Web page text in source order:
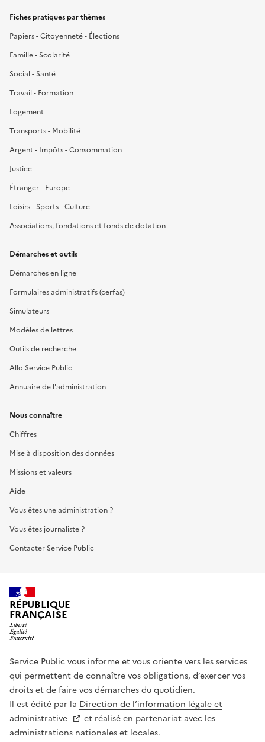
Fiches pratiques par thèmes
Papiers - Citoyenneté - Élections
Famille - Scolarité
Social - Santé
Travail - Formation
Logement
Transports - Mobilité
Argent - Impôts - Consommation
Justice
Étranger - Europe
Loisirs - Sports - Culture
Associations, fondations et fonds de dotation
Démarches et outils
Démarches en ligne
Formulaires administratifs (cerfas)
Simulateurs
Modèles de lettres
Outils de recherche
Allo Service Public
Annuaire de l'administration
Nous connaître
Chiffres
Mise à disposition des données
Missions et valeurs
Aide
Vous êtes une administration ?
Vous êtes journaliste ?
Contacter Service Public
RÉPUBLIQUE
FRANÇAISE
Service Public vous informe et vous oriente vers les services
qui permettent de connaître vos obligations, d’exercer vos
droits et de faire vos démarches du quotidien.
Il est édité par la Direction de l’information légale et
administrative
et réalisé en partenariat avec les
administrations nationales et locales.